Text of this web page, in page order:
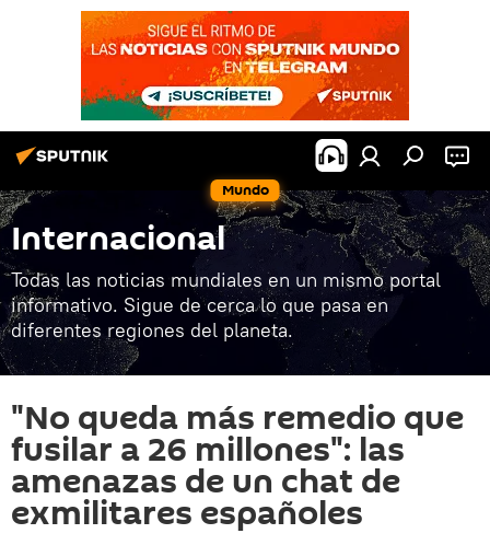
Mundo
Internacional
Todas las noticias mundiales en un mismo portal
informativo. Sigue de cerca lo que pasa en
diferentes regiones del planeta.
"No queda más remedio que
fusilar a 26 millones": las
amenazas de un chat de
exmilitares españoles